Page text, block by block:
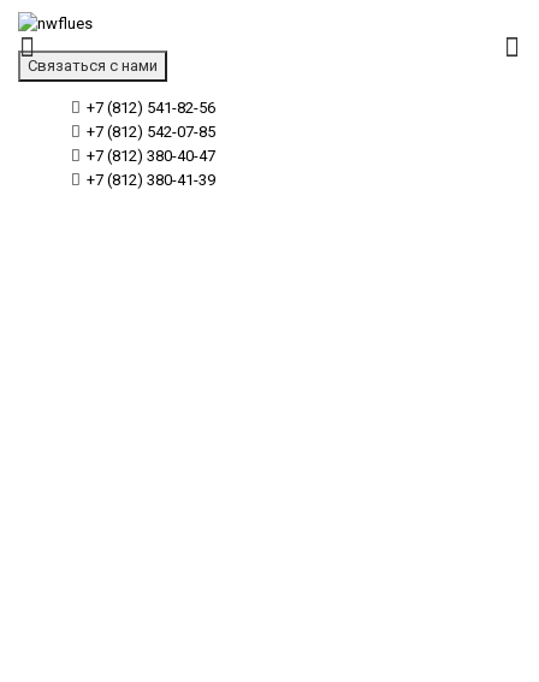
Связаться с нами
+7 (812) 541-82-56
+7 (812) 542-07-85
+7 (812) 380-40-47
+7 (812) 380-41-39